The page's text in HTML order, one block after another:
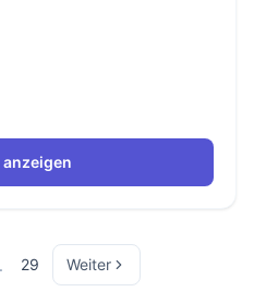
anzeigen
29 Weiter